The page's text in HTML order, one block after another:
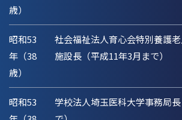
歳）
昭和53
年（38
歳）
社会福祉法人育心会特別養護
施設長（平成11年3月まで）
昭和53
学校法人埼玉医科大学事務局